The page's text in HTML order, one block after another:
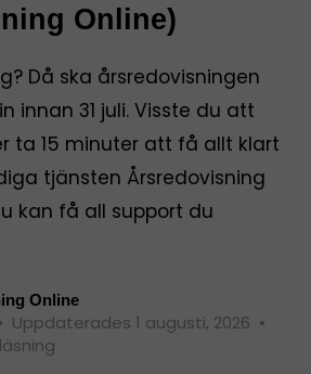
Online)
Då ska årsredovisningen
innan 31 juli. Visste du att
ta 15 minuter att få allt klart
tjänsten Årsredovisning
kan få all support du
Online
Uppdaterades 1 augusti, 2026 •